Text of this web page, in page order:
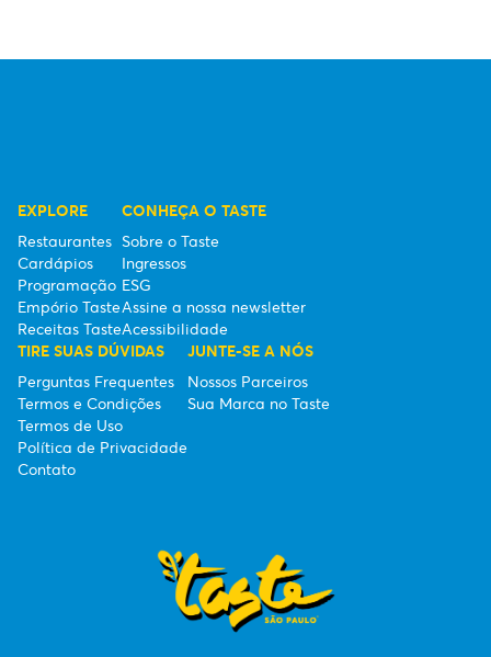
EXPLORE
Restaurantes
Cardápios
Programação
Empório Taste
Receitas Taste
CONHEÇA O TASTE
Sobre o Taste
Ingressos
ESG
Assine a nossa newsletter
Acessibilidade
TIRE SUAS DÚVIDAS
Perguntas Frequentes
Termos e Condições
Termos de Uso
Política de Privacidade
Contato
JUNTE-SE A NÓS
Nossos Parceiros
Sua Marca no Taste